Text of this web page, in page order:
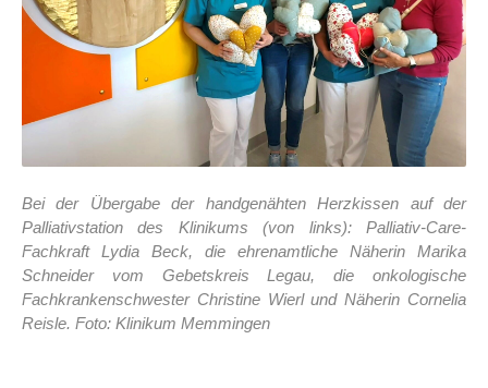
Bei der Übergabe der handgenähten Herzkissen auf der
Palliativstation des Klinikums (von links): Palliativ-Care-
Fachkraft Lydia Beck, die ehrenamtliche Näherin Marika
Schneider vom Gebetskreis Legau, die onkologische
Fachkrankenschwester Christine Wierl und Näherin Cornelia
Reisle. Foto: Klinikum Memmingen